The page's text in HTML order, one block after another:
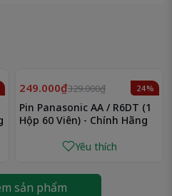
hấp dẫn cho khách sỉ, đại
khác như:AA, AAA, 9V, C,
aid, pin laptop CMOS…
– AloPin
249.000₫329.000₫ 24%
Pin Panasonic AA / R6DT (1
Hộp 60 Viên) - Chính Hãng
Yêu thích
sản phẩm